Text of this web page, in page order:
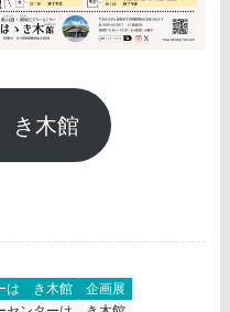
き木館
はゝき木館
企画展